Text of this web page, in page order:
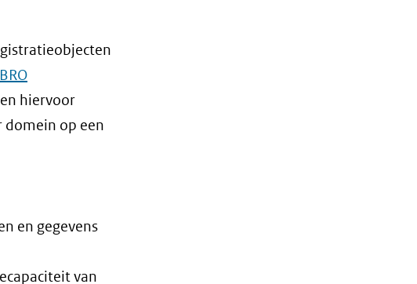
BRO
hiervoor
domein op een
en gegevens
van